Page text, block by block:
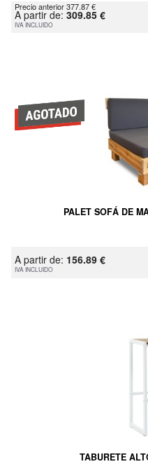
Precio anterior 377.87 €
A partir de: 309.85 €
IVA INCLUIDO
PALET SOFÁ DE
A partir de: 156.89 €
IVA INCLUIDO
TABURETE